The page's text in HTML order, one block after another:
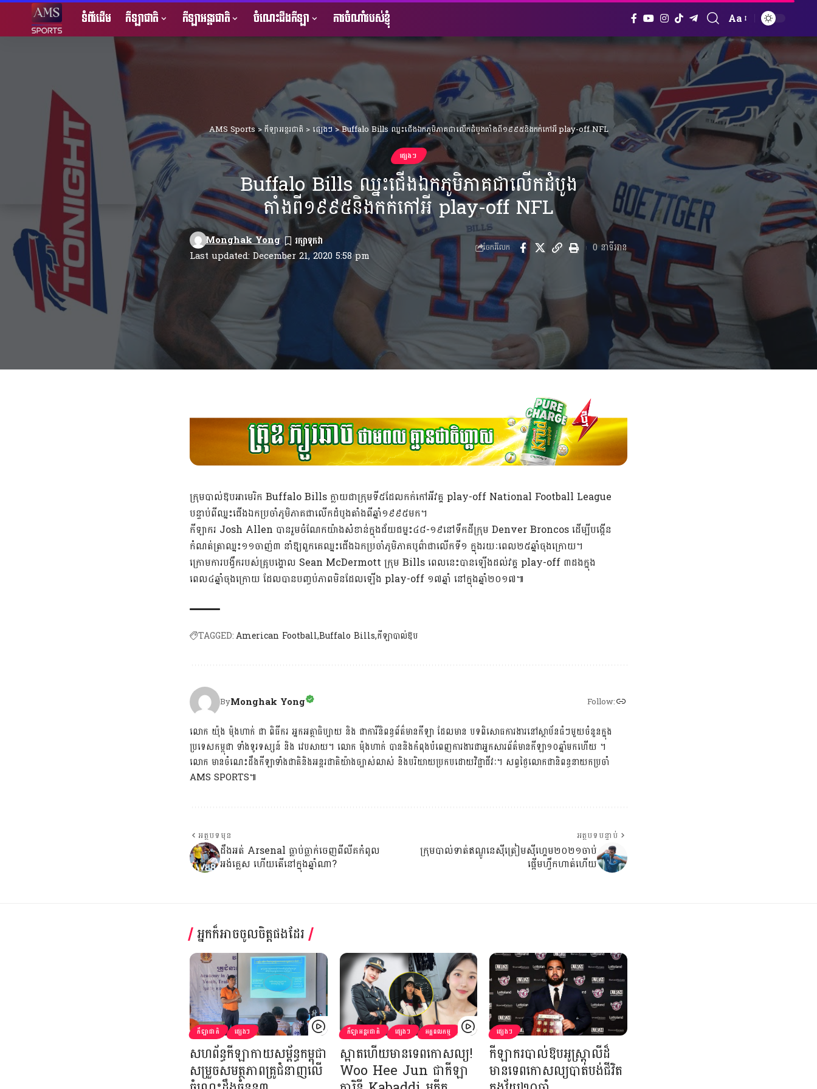
ទំព័រដើម កីឡាជាតិ កីឡាអន្តរជាតិ ចំណេះដឹងកីឡា ការចំណាំរបស់ខ្ញុំ
Font
Resizer
Aa
AMS Sports>កីឡាអន្តរជាតិ> ផ្សេងៗ>Buffalo Bills ឈ្នះជើងឯកភូមិភាគជាលើកដំបូងតាំងពី១៩៩៥និងកក់កៅអី play-off NFL
ផ្សេងៗ
Buffalo Bills ឈ្នះជើងឯកភូមិភាគជាលើកដំបូង
តាំងពី១៩៩៥និងកក់កៅអី play-off NFL
Last updated: December 21, 2020 5:58 pm
Monghak Yong ចែករំលែក 0 នាទីអាន
ក្រុមបាល់ឱបអាមេរិក Buffalo Bills ក្លាយជាក្រុមទី៥ដែលកក់កៅអីវគ្គ play-off National Football League
បន្ទាប់ពីឈ្នះជើងឯកប្រចាំភូមិភាគជាលើកដំបូងតាំងពីឆ្នាំ១៩៩៥មក។
កីឡាករ Josh Allen បានរួមចំណែកយ៉ាងសំខាន់ក្នុងជ័យជម្នះ៤៨-១៩នៅទឹកដីក្រុម Denver Broncos ដើម្បីបង្កើន
កំណត់ត្រាឈ្នះ១១ចាញ់៣ នាំឱ្យពួកគេឈ្នះជើងឯកប្រចាំភូមិភាគបូព៌ាជា​លើក​ទី​១​ ក្នុងរយៈពេល​២៥​ឆ្នាំចុងក្រោយ។
ក្រោមការបង្វឹករបស់គ្រូបង្គោល Sean McDermott ក្រុម Bills ពេលនេះបានឡើងដល់វគ្គ play-off ៣ដងក្នុង
ពេល៤ឆ្នាំចុងក្រោយ ដែលបានបញ្ចប់ភាពមិនដែលឡើង play-off ១៧ឆ្នាំ នៅក្នុងឆ្នាំ២០១៧៕
TAGGED:American FootballBuffalo Bills កីឡាបាល់ឱប
ByMonghak Yong Follow:
លោក យ៉ុង ម៉ុងហាក់ ជា ពិធីករ អ្នកអត្ថាធិប្បាយ និង ជាការីនិពន្ធព័ត៌មានកីឡា ដែលមាន បទពិសោធការងារនៅស្ថាប័នធំៗមួយចំនួនក្នុង
ប្រទេសកម្ពុជា ទាំងទូរទស្សន៍ និង វេបសាយ។ លោក ម៉ុងហាក់ បាននិងកំពុងបំពេញការងារជាអ្នកសារព័ត៌មានកីឡា១០ឆ្នាំមកហើយ ។
លោក មានចំណេះដឹងកីឡាទាំងជាតិនិងអន្តរជាតិយ៉ាងច្បាស់លាស់ និងបរិយាយប្រកបដោយវិជ្ជាជីវៈ។ សព្វថ្ងៃ​លោកជា​និពន្ធនាយកប្រចាំ
AMS SPORTS៕
អត្ថបទមុន
ដឹងអត់ Arsenal ធ្លាប់ធ្លាក់ចេញពីលីគកំពូល
អង់គ្លេស ហើយតើនៅក្នុងឆ្នាំណា?
អត្ថបទបន្ទាប់
ក្រុមបាល់ទាត់ឥណ្ឌូនេស៊ីត្រៀមស៊ីហ្គេម២០២១ចាប់
ផ្ដើមហ្វឹកហាត់ហើយ
អ្នកក៏អាចចូលចិត្តផងដែរ
កីឡាជាតិ ផ្សេងៗ
សហព័ន្ធកីឡាកាយសម្ព័ន្ធកម្ពុជា
សម្រួចសមត្ថភាពគ្រូជំនាញលើ
កីឡាអន្តរជាតិ ផ្សេងៗ អត្តពលកម្ម
ស្អាតហើយមានទេពកោសល្យ!
Woo Hee Jun ជាកីឡា
ផ្សេងៗ
កីឡាករបាល់ឱបអូស្ត្រាលីដ៏
មានទេពកោសល្យបាត់បង់ជីវិត